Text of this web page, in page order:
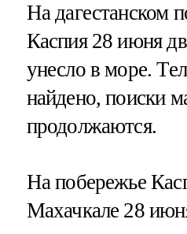
На дагестанском
Каспия 28 июня
унесло в море.
найдено, поиски
продолжаются.
На побережье
Махачкале 28